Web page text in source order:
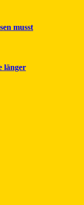
musst
länger